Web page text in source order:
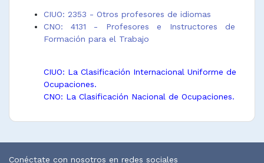
CIUO: 2353 - Otros profesores de idiomas
CNO: 4131 - Profesores e Instructores de
Formación para el Trabajo
CIUO: La Clasificación Internacional Uniforme de
Ocupaciones.
CNO: La Clasificación Nacional de Ocupaciones.
Conéctate con nosotros en redes sociales